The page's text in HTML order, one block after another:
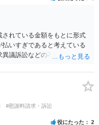
れている金額をもとに形式
いすぎであると考えている
議訴訟などの不服申立手段
#慰謝料請求・訴訟
役にたった 2